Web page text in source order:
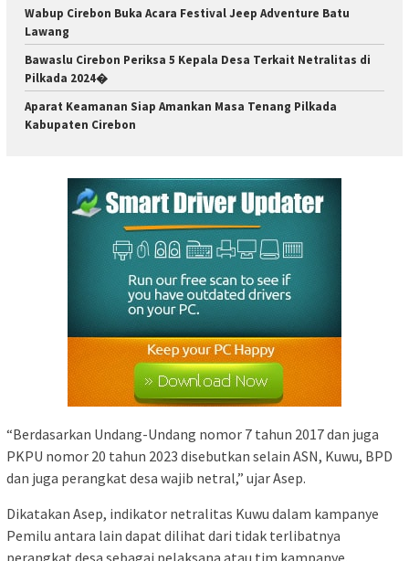
Wabup Cirebon Buka Acara Festival Jeep Adventure Batu
Lawang
Bawaslu Cirebon Periksa 5 Kepala Desa Terkait Netralitas di
Pilkada 2024�
Aparat Keamanan Siap Amankan Masa Tenang Pilkada
Kabupaten Cirebon
“Berdasarkan Undang-Undang nomor 7 tahun 2017 dan juga
PKPU nomor 20 tahun 2023 disebutkan selain ASN, Kuwu, BPD
dan juga perangkat desa wajib netral,” ujar Asep.
Dikatakan Asep, indikator netralitas Kuwu dalam kampanye
Pemilu antara lain dapat dilihat dari tidak terlibatnya